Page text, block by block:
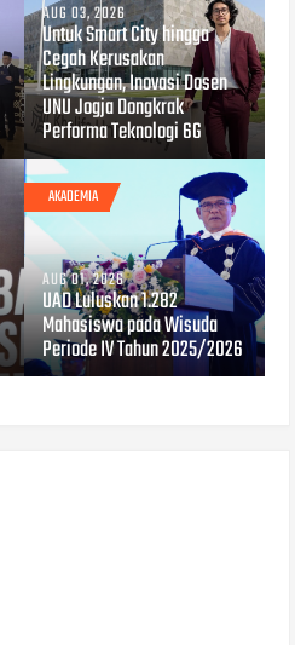
AUG 03, 2026
Untuk Smart City hingga
Cegah Kerusakan
Lingkungan, Inovasi Dosen
UNU Jogja Dongkrak
Performa Teknologi 6G
AKADEMIA
AUG 01, 2026
UAD Luluskan 1.282
Mahasiswa pada Wisuda
Periode IV Tahun 2025/2026